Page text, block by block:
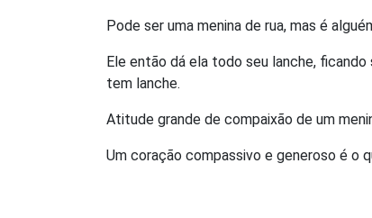
Pode ser uma menina de rua, mas é
Ele então dá ela todo seu lanche,
tem lanche.
Atitude grande de compaixão de um
Um coração compassivo e generoso é o